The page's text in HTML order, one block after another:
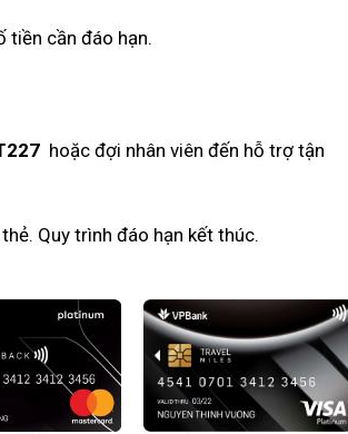
tiền cần đáo hạn.
hoặc đợi nhân viên đến hỗ trợ tận
Quy trình đáo hạn kết thúc.